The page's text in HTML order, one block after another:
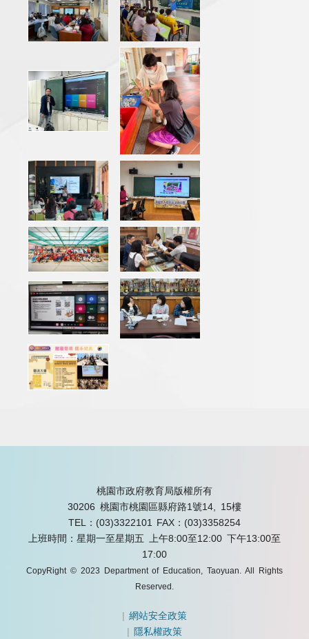
桃園市政府教育局版權所有
30206 桃園市桃園區縣府路1號14, 15樓
TEL：(03)3322101
FAX：(03)3358254
上班時間：星期一至星期五 上午8:00至12:00 下午13:00至
17:00
CopyRight © 2023 Department of Education, Taoyuan. All Rights
Reserved.
|網站安全政策
| 隱私權政策